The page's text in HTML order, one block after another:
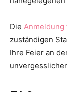
Die Anmeldung
zuständigen
Ihre Feier an